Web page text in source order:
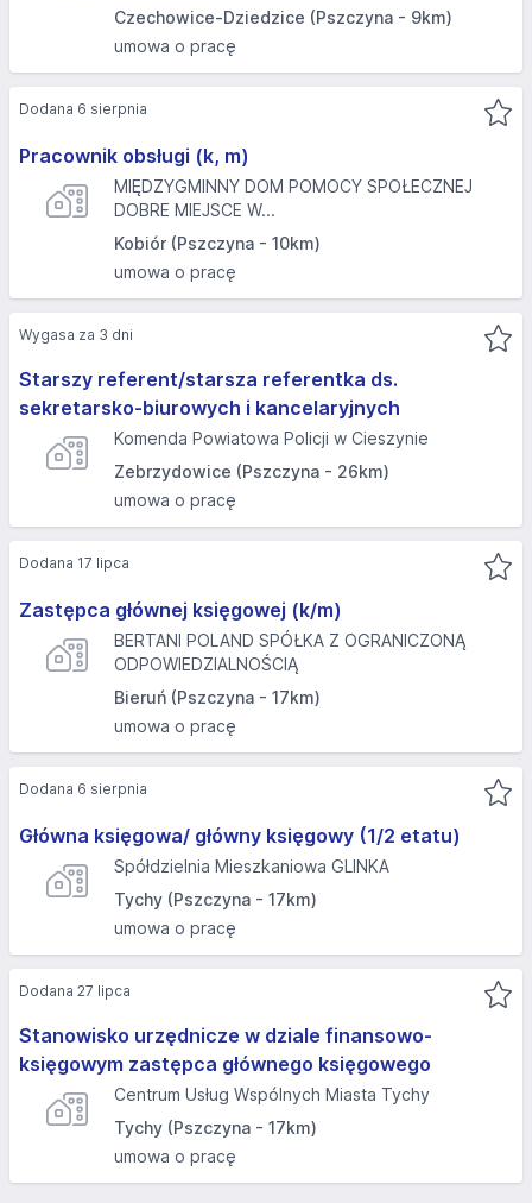
Czechowice-Dziedzice (Pszczyna - 9km)
umowa o pracę
Pracownik obsługi (k, m)
MIĘDZYGMINNY DOM POMOCY SPOŁECZNEJ
DOBRE MIEJSCE W...
Kobiór (Pszczyna - 10km)
umowa o pracę
Dodana 6 sierpnia
Starszy referent/starsza referentka ds.
sekretarsko-biurowych i kancelaryjnych
Komenda Powiatowa Policji w Cieszynie
Zebrzydowice (Pszczyna - 26km)
umowa o pracę
Wygasa za 3 dni
Zastępca głównej księgowej (k/m)
BERTANI POLAND SPÓŁKA Z OGRANICZONĄ
ODPOWIEDZIALNOŚCIĄ
Bieruń (Pszczyna - 17km)
umowa o pracę
Dodana 17 lipca
Główna księgowa/ główny księgowy (1/2 etatu)
Spółdzielnia Mieszkaniowa GLINKA
Tychy (Pszczyna - 17km)
umowa o pracę
Dodana 6 sierpnia
Stanowisko urzędnicze w dziale finansowo-
księgowym zastępca głównego księgowego
Centrum Usług Wspólnych Miasta Tychy
Tychy (Pszczyna - 17km)
umowa o pracę
Dodana 27 lipca